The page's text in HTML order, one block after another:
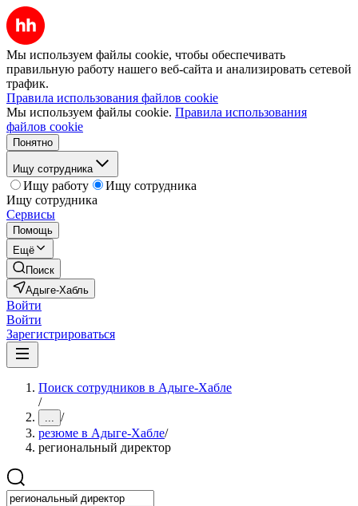
Мы используем файлы cookie, чтобы обеспечивать
правильную работу нашего веб-сайта и анализировать сетевой
трафик.
Правила использования файлов cookie
Мы используем файлы cookie. Правила использования
файлов cookie
Понятно
Ищу сотрудника
Ищу работу
Ищу сотрудника
Ищу сотрудника
Сервисы
Помощь
Ещё
Поиск
Адыге-Хабль
Войти
Войти
Зарегистрироваться
Поиск сотрудников в Адыге-Хабле
/
... /
резюме в Адыге-Хабле/
региональный директор